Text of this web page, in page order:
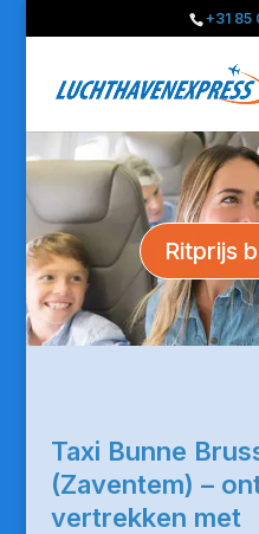
+31 85
Ritprijs
Taxi Bunne
(Zaventem) –
vertrekken met